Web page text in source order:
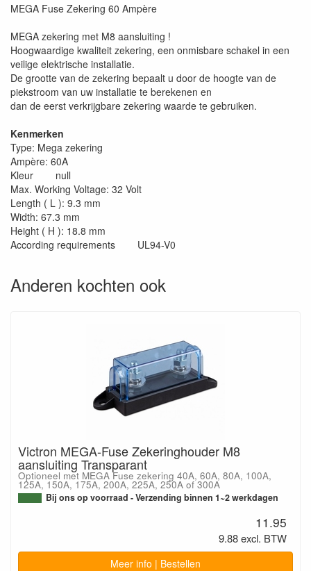
MEGA Fuse Zekering 60 Ampère
MEGA zekering met M8 aansluiting !
Hoogwaardige kwaliteit zekering, een onmisbare schakel in een
veilige elektrische installatie.
De grootte van de zekering bepaalt u door de hoogte van de
piekstroom van uw installatie te berekenen en
dan de eerst verkrijgbare zekering waarde te gebruiken.
Kenmerken
Type: Mega zekering
Ampère: 60A
Kleur null
Max. Working Voltage: 32 Volt
Length ( L ): 9.3 mm
Width: 67.3 mm
Height ( H ): 18.8 mm
According requirements UL94-V0
Anderen kochten ook
Victron MEGA-Fuse Zekeringhouder M8
aansluiting Transparant
Optioneel met MEGA Fuse zekering 40A, 60A, 80A, 100A,
125A, 150A, 175A, 200A, 225A, 250A of 300A
Bij ons op voorraad - Verzending binnen 1~2 werkdagen
11.95
9.88 excl. BTW
Meer info | Bestellen